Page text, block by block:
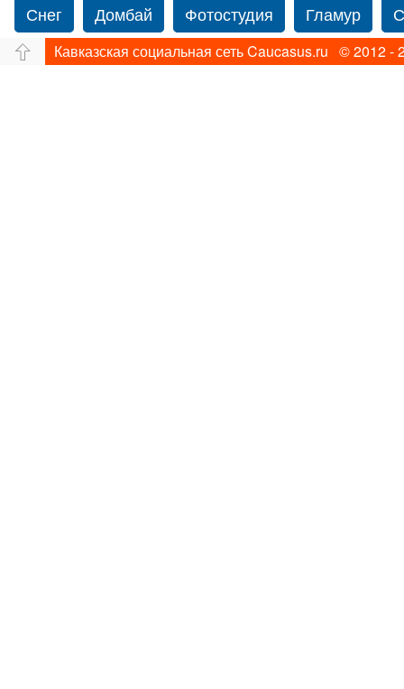
Снег
Домбай Фотостудия Гламур
Путешествие
Перевал Ущелье
Кавказская социальная сеть Caucasus.ru © 2012 -